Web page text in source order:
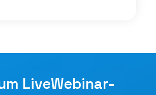
LiveWebinar-